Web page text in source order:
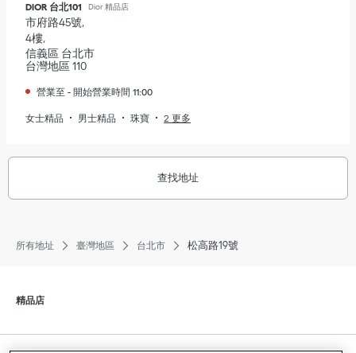
DIOR 台北101 Dior 精品店
市府路45號
4樓
信義區 台北市
台灣地區110
營業至 - 開始營業時間 11:00
女士精品 男士精品 珠寶 2 更多
查找地址
所有地址 臺灣地區 台北市 松高路19號
點擊展開或收起内容
精品店